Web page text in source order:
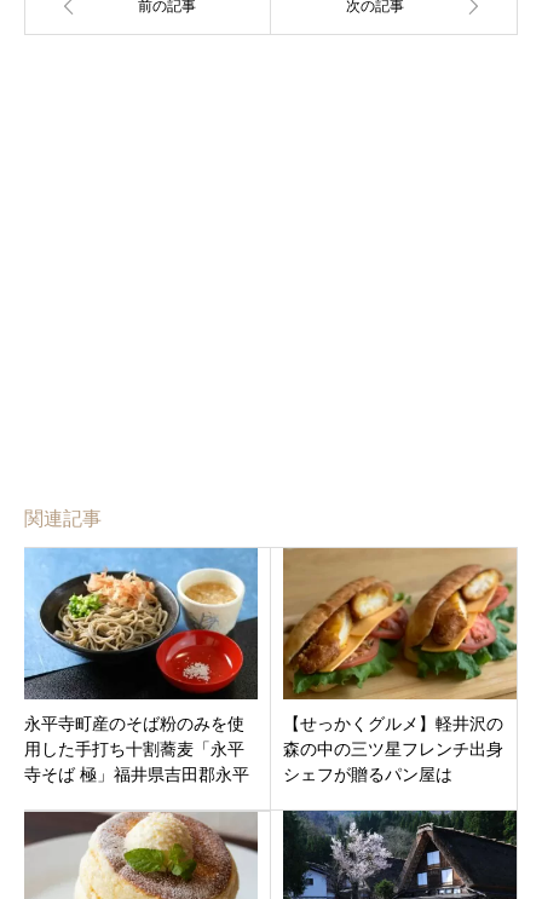
関連記事
永平寺町産のそば粉のみを使
用した手打ち十割蕎麦「永平
寺そば 極」福井県吉田郡永平
【せっかくグルメ】軽井沢の
森の中の三ツ星フレンチ出身
シェフが贈るパン屋は
です